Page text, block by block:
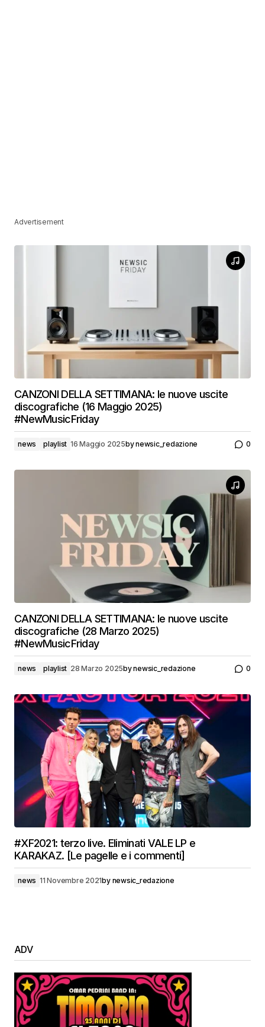
Advertisement
CANZONI DELLA SETTIMANA: le nuove uscite
discografiche (16 Maggio 2025)
#NewMusicFriday
news playlist 16 Maggio 2025bynewsic_redazione 0
CANZONI DELLA SETTIMANA: le nuove uscite
discografiche (28 Marzo 2025)
#NewMusicFriday
news playlist 28 Marzo 2025bynewsic_redazione 0
#XF2021: terzo live. Eliminati VALE LP e
KARAKAZ. [Le pagelle e i commenti]
news 11 Novembre 2021by newsic_redazione
ADV